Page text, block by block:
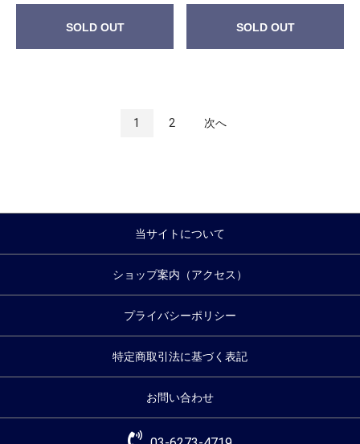
SOLD OUT SOLD OUT
1 2 次へ
当サイトについて
ショップ案内（アクセス）
プライバシーポリシー
特定商取引法に基づく表記
お問い合わせ